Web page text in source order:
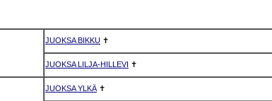
JUOKSA BIKKU ✝
JUOKSA LILJA-HILLEVI ✝
JUOKSA YLKÄ ✝